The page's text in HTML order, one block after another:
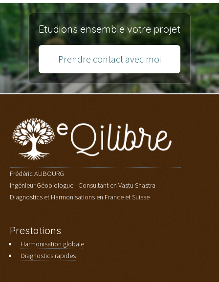
Etudions ensemble votre projet
Prendre contact avec moi
Frédéric AUBOURG
Ingénieur Géobiologue - Consultant en Vastu Shastra
Diagnostics et Harmonisations en France et Suisse
Prestations
Harmonisation globale
Diagnostics rapides